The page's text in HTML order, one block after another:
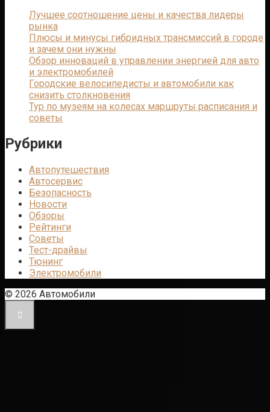
Лучшее соотношение цены и качества лидеры
рынка
Плюсы и минусы гибридных трансмиссий в городе
и зачем они нужны
Обзор инноваций в управлении энергией для авто
и электромобилей
Городские велосипедисты и автомобили как
снизить столкновения
Тур по музеям на колесах маршруты расписания и
советы
Рубрики
Автопутешествия
Автосервис
Безопасность
Новости
Обзоры
Рейтинги
Советы
Тест-драйвы
Тюнинг
Электромобили
© 2026 Автомобили